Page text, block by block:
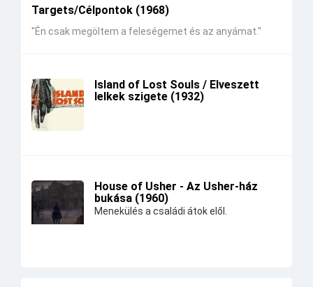
Targets/Célpontok (1968)
"Én csak megöltem a feleségemet és az anyámat."
Island of Lost Souls / Elveszett
lelkek szigete (1932)
House of Usher - Az Usher-ház
bukása (1960)
Menekülés a családi átok elől.